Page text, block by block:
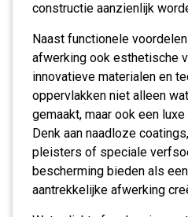
constructie aanzienlijk
Naast functionele
afwerking ook esthetische
innovatieve materialen en
oppervlakken niet alleen
gemaakt, maar ook een
Denk aan naadloze
pleisters of speciale
bescherming bieden als
aantrekkelijke afwerking